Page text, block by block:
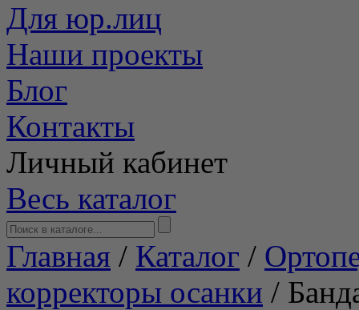
Для юр.лиц
Наши проекты
Блог
Контакты
Личный кабинет
Весь каталог
Главная / Каталог /
корректоры осанки /